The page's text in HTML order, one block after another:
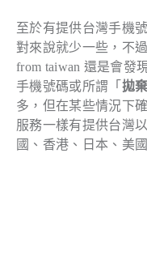
至於有提供台灣手機
對來說就少一些，不
from taiwan 還是會發
手機號碼或所謂「 拋
多，但在某些情況下
服務一樣有提供台灣
國、香港、日本、美